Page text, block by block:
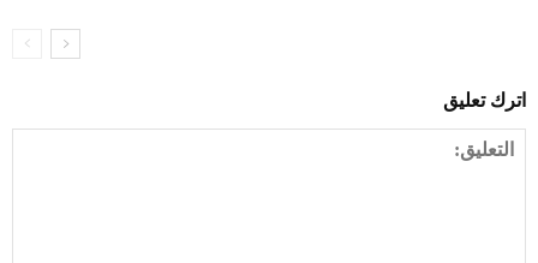
اترك تعليق